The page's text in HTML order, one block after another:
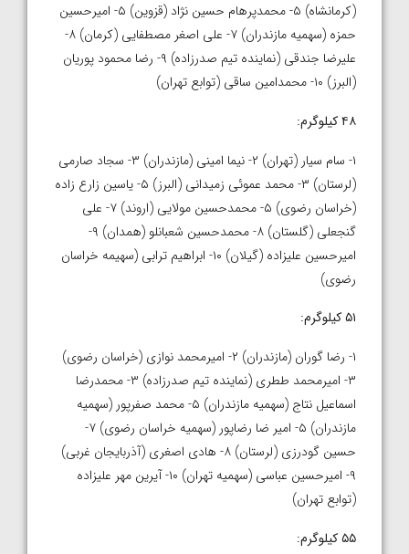
(کرمانشاه) ۵- محمدپرهام حسین نژاد (قزوین) ۵- امیرحسین
حمزه (سهمیه مازندران) ۷- علی اصغر مصطفایی (کرمان) ۸-
علیرضا جندقی (نماینده تیم صدرزاده) ۹- رضا محمود پوریان
(البرز) ۱۰- محمدامین ساقی (توابع تهران)
۴۸ کیلوگرم:
۱- سام سیار (تهران) ۲- نیما امینی (مازندران) ۳- سجاد صارمی
(لرستان) ۳- محمد عموئی زمیدانی (البرز) ۵- یاسین زارع زاده
(خراسان رضوی) ۵- محمدحسین مولایی (اروند) ۷- علی
گنجعلی (گلستان) ۸- محمدحسین شعبانلو (همدان) ۹-
امیرحسین علیزاده (گیلان) ۱۰- ابراهیم ترابی (سهیمه خراسان
رضوی)
۵۱ کیلوگرم:
۱- رضا گوران (مازندران) ۲- امیرمحمد نوازی (خراسان رضوی)
۳- امیرمحمد ططری (نماینده تیم صدرزاده) ۳- محمدرضا
اسماعیل نتاج (سهمیه مازندران) ۵- محمد صفرپور (سهمیه
مازندران) ۵- امیر ضا رضاپور (سهمیه خراسان رضوی) ۷-
حسین گودرزی (لرستان) ۸- هادی اصغری (آذربایجان غربی)
۹- امیرحسین عباسی (سهمیه تهران) ۱۰- آیرین مهر علیزاده
(توابع تهران)
۵۵ کیلوگرم: